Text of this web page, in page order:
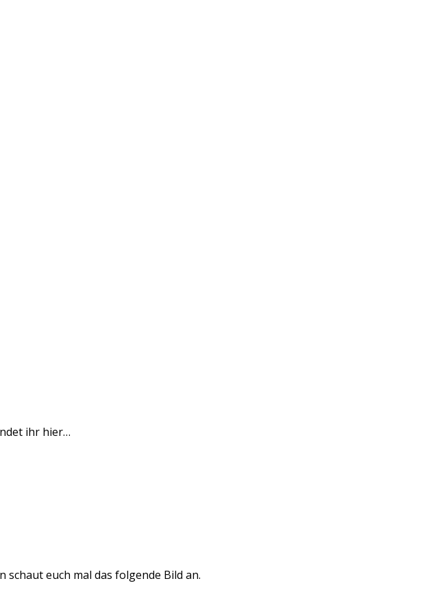
ihr hier…
schaut euch mal das folgende Bild an.